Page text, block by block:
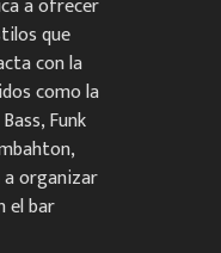
que
con la
como la
Funk
a organizar
el bar